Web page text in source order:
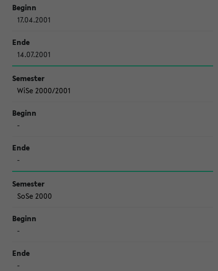
17.04.2001
14.07.2001
WiSe 2000/2001
-
-
SoSe 2000
-
-